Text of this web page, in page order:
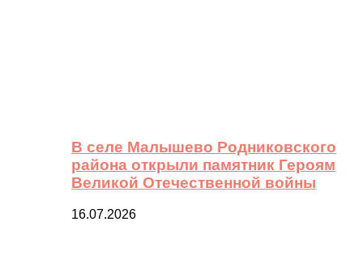
В селе Малышево Родниковского
района открыли памятник Героям
Великой Отечественной войны
16.07.2026